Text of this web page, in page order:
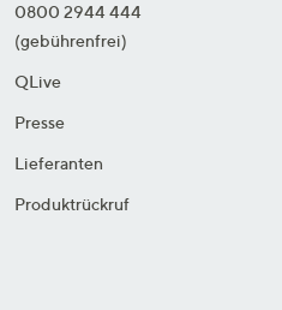
0800 2944 444
(gebührenfrei)
QLive
Presse
Lieferanten
Produktrückruf